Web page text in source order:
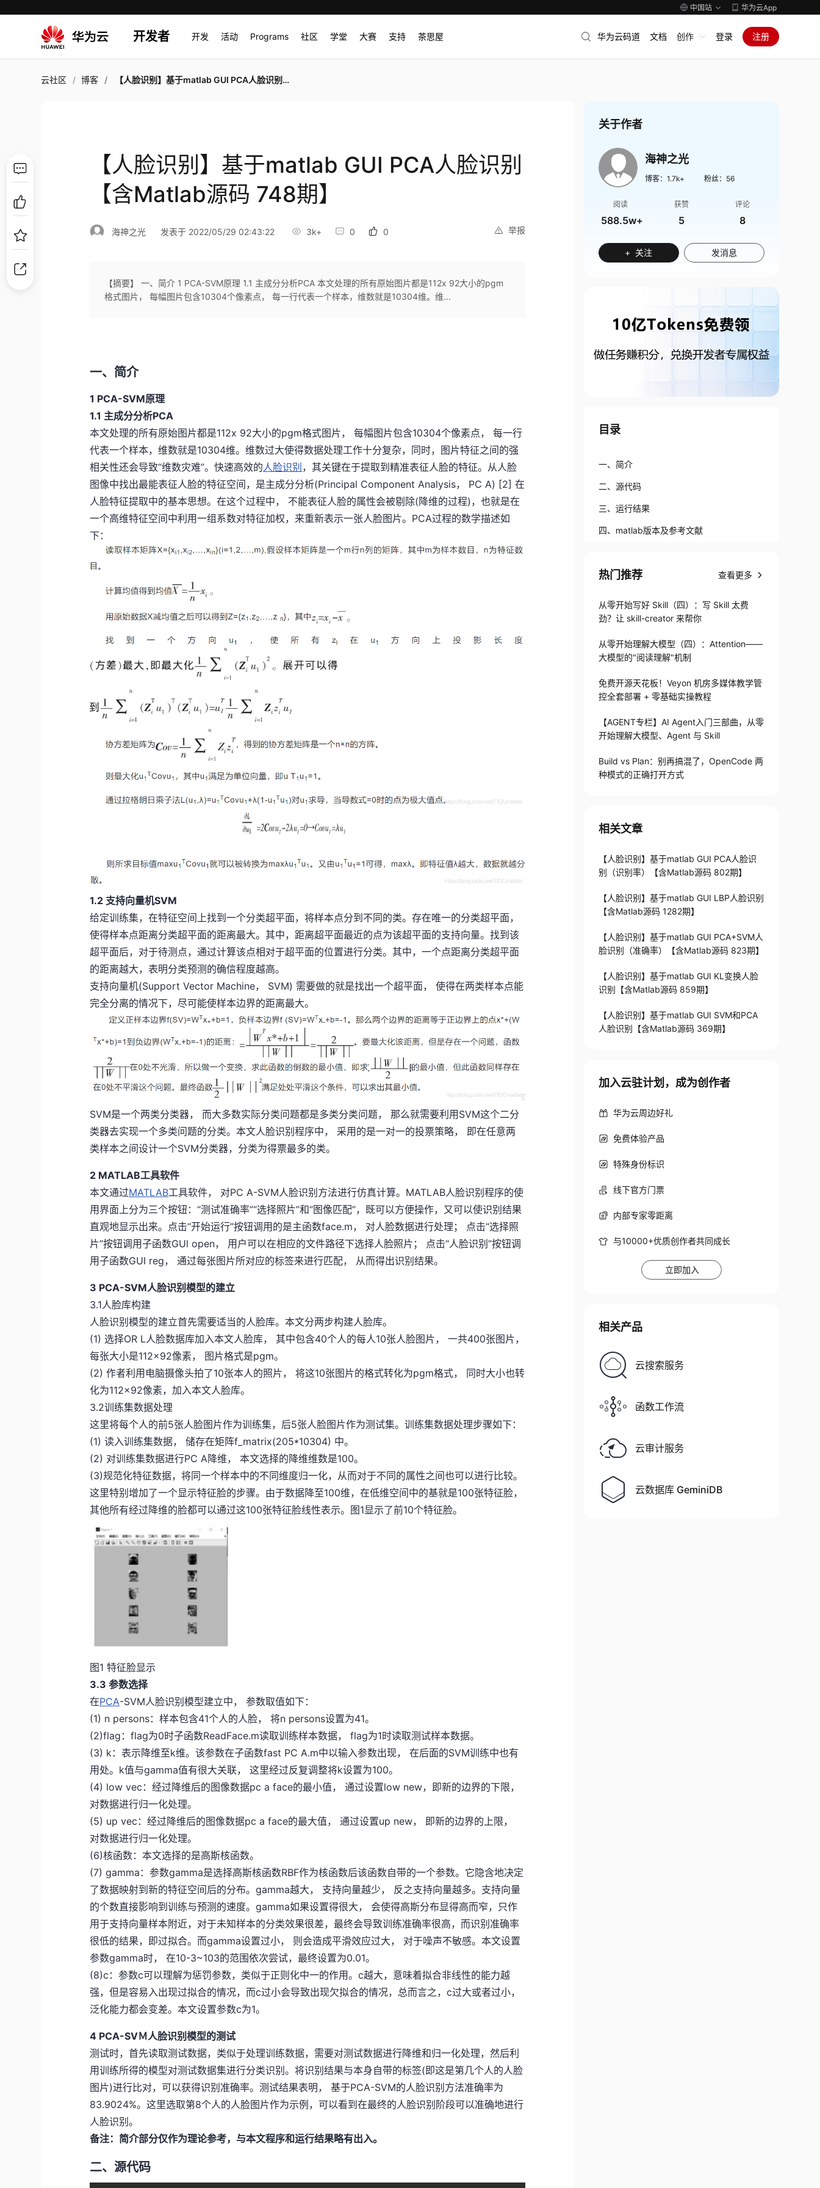
中国站 华为云App
开发者 开发 活动 Programs 社区 学堂 大赛 支持 茶思屋 华为云码道 文档 创作 登录 注册
云社区 博客 【人脸识别】基于matlab GUI PCA人脸识别【含Matlab源码 748期】
【人脸识别】基于matlab GUI PCA人脸识别
【含Matlab源码 748期】
举报
海神之光 发表于 2022/05/29 02:43:22 3k+ 0 0
【摘要】 一、简介 1 PCA-SVM原理 1.1 主成分分析PCA 本文处理的所有原始图片都是112x 92大小的pgm
格式图片， 每幅图片包含10304个像素点， 每一行代表一个样本，维数就是10304维。维...
一、简介
1 PCA-SVM原理
1.1 主成分分析PCA
本文处理的所有原始图片都是112x 92大小的pgm格式图片， 每幅图片包含10304个像素点， 每一行
代表一个样本，维数就是10304维。维数过大使得数据处理工作十分复杂，同时，图片特征之间的强
相关性还会导致“维数灾难”。快速高效的人脸识别 ，其关键在于提取到精准表征人脸的特征。从人脸
图像中找出最能表征人脸的特征空间，是主成分分析(Principal Component Analysis， PC A) [2] 在
人脸特征提取中的基本思想。在这个过程中， 不能表征人脸的属性会被剔除(降维的过程)，也就是在
一个高维特征空间中利用一组系数对特征加权，来重新表示一张人脸图片。PCA过程的数学描述如
下：
1.2 支持向量机SVM
给定训练集，在特征空间上找到一个分类超平面，将样本点分到不同的类。存在唯一的分类超平面，
使得样本点距离分类超平面的距离最大。其中，距离超平面最近的点为该超平面的支持向量。找到该
超平面后，对于待测点，通过计算该点相对于超平面的位置进行分类。其中，一个点距离分类超平面
的距离越大，表明分类预测的确信程度越高。
支持向量机(Support Vector Machine， SVM) 需要做的就是找出一个超平面， 使得在两类样本点能
完全分离的情况下，尽可能使样本边界的距离最大。
SVM是一个两类分类器， 而大多数实际分类问题都是多类分类问题， 那么就需要利用SVM这个二分
类器去实现一个多类问题的分类。本文人脸识别程序中， 采用的是一对一的投票策略， 即在任意两
类样本之间设计一个SVM分类器，分类为得票最多的类。
2 MATLAB工具软件
本文通过MATLAB工具软件， 对PC A-SVM人脸识别方法进行仿真计算。MATLAB人脸识别程序的使
用界面上分为三个按钮：“测试准确率”“选择照片”和“图像匹配”，既可以方便操作，又可以使识别结果
直观地显示出来。点击“开始运行”按钮调用的是主函数face.m， 对人脸数据进行处理； 点击“选择照
片”按钮调用子函数GUl open， 用户可以在相应的文件路径下选择人脸照片； 点击“人脸识别”按钮调
用子函数GUI reg， 通过每张图片所对应的标签来进行匹配， 从而得出识别结果。
3 PCA-SⅤM人脸识别模型的建立
3.1人脸库构建
人脸识别模型的建立首先需要适当的人脸库。本文分两步构建人脸库。
(1) 选择OR L人脸数据库加入本文人脸库， 其中包含40个人的每人10张人脸图片， 一共400张图片，
每张大小是112×92像素， 图片格式是pgm。
(2) 作者利用电脑摄像头拍了10张本人的照片， 将这10张图片的格式转化为pgm格式， 同时大小也转
化为112×92像素，加入本文人脸库。
3.2训练集数据处理
这里将每个人的前5张人脸图片作为训练集，后5张人脸图片作为测试集。训练集数据处理步骤如下：
(1) 读入训练集数据， 储存在矩阵f_matrix(205*10304) 中。
(2) 对训练集数据进行PC A降维， 本文选择的降维维数是100。
(3)规范化特征数据，将同一个样本中的不同维度归一化，从而对于不同的属性之间也可以进行比较。
这里特别增加了一个显示特征脸的步骤。由于数据降至100维，在低维空间中的基就是100张特征脸，
其他所有经过降维的脸都可以通过这100张特征脸线性表示。图1显示了前10个特征脸。
图1 特征脸显示
3.3 参数选择
在PCA-SVM人脸识别模型建立中， 参数取值如下：
(1) n persons：样本包含41个人的人脸， 将n persons设置为41。
(2)flag：flag为0时子函数ReadFace.m读取训练样本数据， flag为1时读取测试样本数据。
(3) k：表示降维至k维。该参数在子函数fast PC A.m中以输入参数出现， 在后面的SVM训练中也有
用处。k值与gamma值有很大关联， 这里经过反复调整将k设置为100。
(4) low vec：经过降维后的图像数据pc a face的最小值， 通过设置low new，即新的边界的下限，
对数据进行归一化处理。
(5) up vec：经过降维后的图像数据pc a face的最大值， 通过设置up new， 即新的边界的上限，
对数据进行归一化处理。
(6)核函数：本文选择的是高斯核函数。
(7) gamma：参数gamma是选择高斯核函数RBF作为核函数后该函数自带的一个参数。它隐含地决定
了数据映射到新的特征空间后的分布。gamma越大， 支持向量越少， 反之支持向量越多。支持向量
的个数直接影响到训练与预测的速度。gamma如果设置得很大， 会使得高斯分布显得高而窄，只作
用于支持向量样本附近，对于未知样本的分类效果很差，最终会导致训练准确率很高，而识别准确率
很低的结果，即过拟合。而gamma设置过小， 则会造成平滑效应过大， 对于噪声不敏感。本文设置
参数gamma时， 在10-3~103的范围依次尝试，最终设置为0.01。
(8)c：参数c可以理解为惩罚参数，类似于正则化中一的作用。c越大，意味着拟合非线性的能力越
强，但是容易入出现过拟合的情况，而c过小会导致出现欠拟合的情况，总而言之，c过大或者过小，
泛化能力都会变差。本文设置参数c为1。
4 PCA-SⅤＭ人脸识别模型的测试
测试时，首先读取测试数据，类似于处理训练数据，需要对测试数据进行降维和归一化处理，然后利
用训练所得的模型对测试数据集进行分类识别。将识别结果与本身自带的标签(即这是第几个人的人脸
图片)进行比对，可以获得识别准确率。测试结果表明， 基于PCA-SVM的人脸识别方法准确率为
83.9024%。这里选取第8个人的人脸图片作为示例，可以看到在最终的人脸识别阶段可以准确地进行
人脸识别。
备注：简介部分仅作为理论参考，与本文程序和运行结果略有出入。
二、源代码
关于作者
海神之光
博客： 1.7k+ 粉丝： 56
阅读
588.5w+
获赞
5
评论
8
+ 关注 发消息
目录
一、简介
二、源代码
三、运行结果
四、matlab版本及参考文献
热门推荐 查看更多
从零开始写好 Skill（四）：写 Skill 太费
劲？让 skill-creator 来帮你
从零开始理解大模型（四）：Attention——
大模型的"阅读理解"机制
免费开源天花板！Veyon 机房多媒体教学管
控全套部署 + 零基础实操教程
【AGENT专栏】AI Agent入门三部曲，从零
开始理解大模型、Agent 与 Skill
Build vs Plan：别再搞混了，OpenCode 两
种模式的正确打开方式
相关文章
【人脸识别】基于matlab GUI PCA人脸识
别（识别率）【含Matlab源码 802期】
【人脸识别】基于matlab GUI LBP人脸识别
【含Matlab源码 1282期】
【人脸识别】基于matlab GUI PCA+SVM人
脸识别（准确率）【含Matlab源码 823期】
【人脸识别】基于matlab GUI KL变换人脸
识别【含Matlab源码 859期】
【人脸识别】基于matlab GUI SVM和PCA
人脸识别【含Matlab源码 369期】
加入云驻计划，成为创作者
华为云周边好礼
免费体验产品
特殊身份标识
线下官方门票
内部专家零距离
与10000+优质创作者共同成长
立即加入
相关产品
云搜索服务
函数工作流
云审计服务
云数据库 GeminiDB